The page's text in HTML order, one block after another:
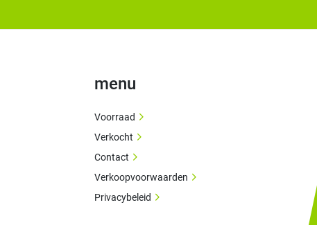
menu
Voorraad
Verkocht
Contact
Verkoopvoorwaarden
Privacybeleid